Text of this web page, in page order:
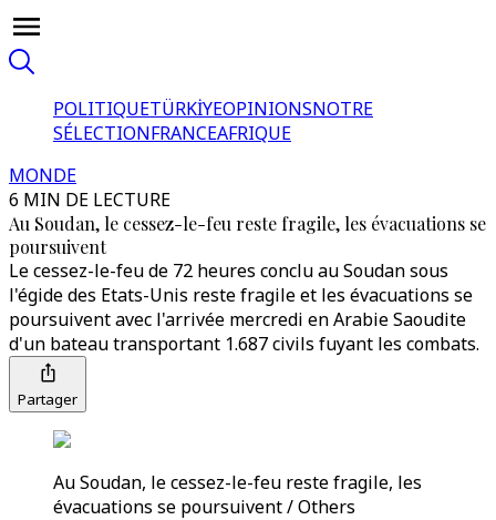
POLITIQUETÜRKİYEOPINIONSNOTRE
SÉLECTIONFRANCEAFRIQUE
MONDE
6 MIN DE LECTURE
Au Soudan, le cessez-le-feu reste fragile, les évacuations se
poursuivent
Le cessez-le-feu de 72 heures conclu au Soudan sous
l'égide des Etats-Unis reste fragile et les évacuations se
poursuivent avec l'arrivée mercredi en Arabie Saoudite
d'un bateau transportant 1.687 civils fuyant les combats.
Partager
Au Soudan, le cessez-le-feu reste fragile, les
évacuations se poursuivent / Others